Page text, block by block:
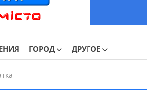
ГОРОД ДРУГОЕ